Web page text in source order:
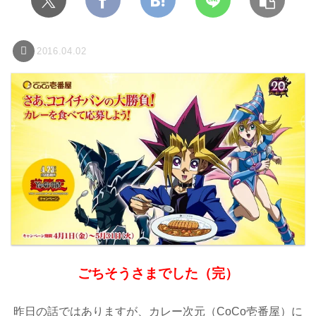
2016.04.02
ごちそうさまでした（完）
昨日の話ではありますが、カレー次元（CoCo壱番屋）に